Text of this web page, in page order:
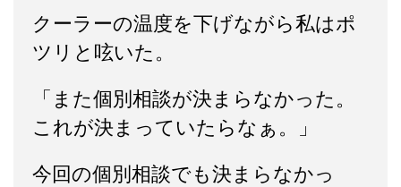
クーラーの温度を下げながら私はポ
ツリと呟いた。
「また個別相談が決まらなかった。
これが決まっていたらなぁ。」
今回の個別相談でも決まらなかっ